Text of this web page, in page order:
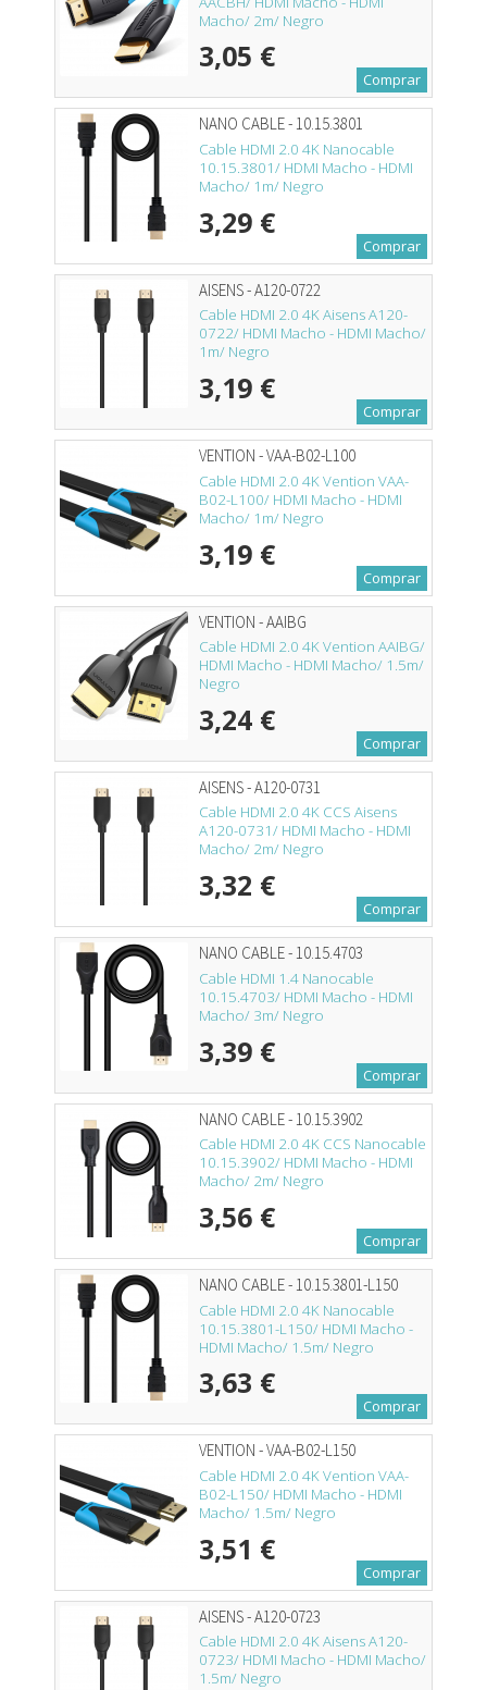
Macho/ 2m/ Negro
3,05 €
Comprar
NANO CABLE - 10.15.3801
Cable HDMI 2.0 4K Nanocable
10.15.3801/ HDMI Macho - HDMI
Macho/ 1m/ Negro
3,29 €
Comprar
AISENS - A120-0722
Cable HDMI 2.0 4K Aisens A120-
0722/ HDMI Macho - HDMI Macho/
1m/ Negro
3,19 €
Comprar
VENTION - VAA-B02-L100
Cable HDMI 2.0 4K Vention VAA-
B02-L100/ HDMI Macho - HDMI
Macho/ 1m/ Negro
3,19 €
Comprar
VENTION - AAIBG
Cable HDMI 2.0 4K Vention AAIBG/
HDMI Macho - HDMI Macho/ 1.5m/
Negro
3,24 €
Comprar
AISENS - A120-0731
Cable HDMI 2.0 4K CCS Aisens
A120-0731/ HDMI Macho - HDMI
Macho/ 2m/ Negro
3,32 €
Comprar
NANO CABLE - 10.15.4703
Cable HDMI 1.4 Nanocable
10.15.4703/ HDMI Macho - HDMI
Macho/ 3m/ Negro
3,39 €
Comprar
NANO CABLE - 10.15.3902
Cable HDMI 2.0 4K CCS Nanocable
10.15.3902/ HDMI Macho - HDMI
Macho/ 2m/ Negro
3,56 €
Comprar
NANO CABLE - 10.15.3801-L150
Cable HDMI 2.0 4K Nanocable
10.15.3801-L150/ HDMI Macho -
HDMI Macho/ 1.5m/ Negro
3,63 €
Comprar
VENTION - VAA-B02-L150
Cable HDMI 2.0 4K Vention VAA-
B02-L150/ HDMI Macho - HDMI
Macho/ 1.5m/ Negro
3,51 €
Comprar
AISENS - A120-0723
Cable HDMI 2.0 4K Aisens A120-
0723/ HDMI Macho - HDMI Macho/
1.5m/ Negro